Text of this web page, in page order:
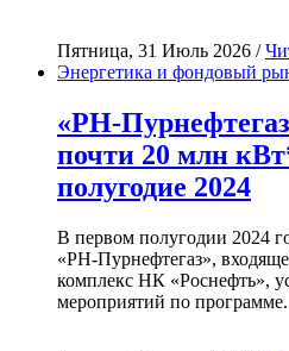
Пятница, 31 Июль 2026 /
Энергетика и фондовый
«РН-
почти 20 млн
полугодие 2024
В первом полугодии 2024
«РН-Пурнефтегаз»,
комплекс НК «Роснефть»,
мероприятий по